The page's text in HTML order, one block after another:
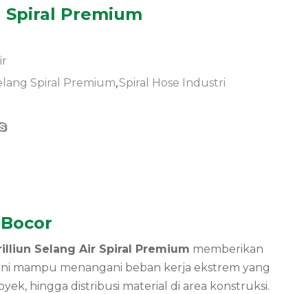
Premium
Spiral Premium,Spiral Hose Industri
Selang Air Spiral Premium memberikan
mampu menangani beban kerja ekstrem yang
hingga distribusi material di area konstruksi.